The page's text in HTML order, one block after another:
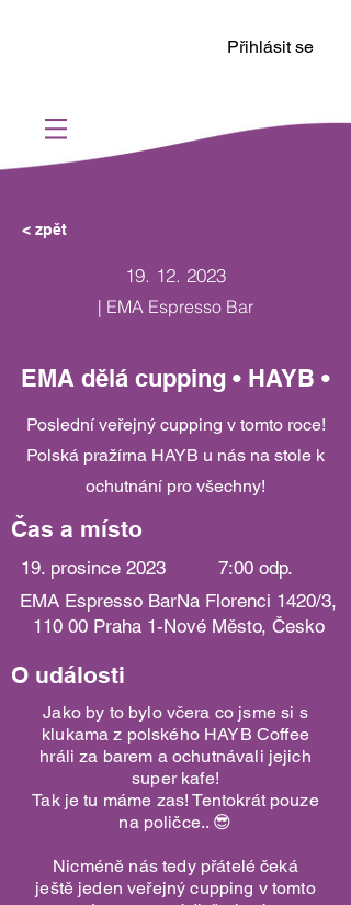
Přihlásit se
< zpět
19. 12. 2023
| EMA Espresso Bar
EMA dělá cupping • HAYB •
Poslední veřejný cupping v tomto roce!
Polská pražírna HAYB u nás na stole k
ochutnání pro všechny!
Čas a místo
19. prosince 2023
7:00 odp.
EMA Espresso BarNa Florenci 1420/3,
110 00 Praha 1-Nové Město, Česko
O události
Jako by to bylo včera co jsme si s
klukama z polského HAYB Coffee
hráli za barem a ochutnávali jejich
super kafe!
Tak je tu máme zas! Tentokrát pouze
na poličce.. 😎
Nicméně nás tedy přátelé čeká
ještě jeden veřejný cupping v tomto